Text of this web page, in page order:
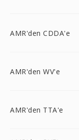
AMR'den CDDA'e
AMR'den WV'e
AMR'den TTA'e